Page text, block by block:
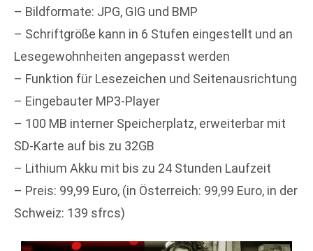
– Bildformate: JPG, GIG und BMP
– Schriftgröße kann in 6 Stufen eingestellt und an
Lesegewohnheiten angepasst werden
– Funktion für Lesezeichen und Seitenausrichtung
– Eingebauter MP3-Player
– 100 MB interner Speicherplatz, erweiterbar mit
SD-Karte auf bis zu 32GB
– Lithium Akku mit bis zu 24 Stunden Laufzeit
– Preis: 99,99 Euro, (in Österreich: 99,99 Euro, in der
Schweiz: 139 sfrcs)